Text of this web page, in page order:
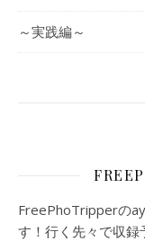
～実践編～
FreePhoTripperの
す！行く先々で収録